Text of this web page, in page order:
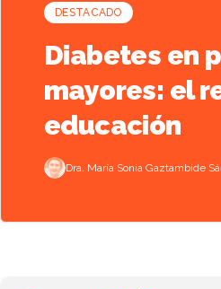
DESTACADO
Diabetes en
mayores: el
educación
Dra. María Sonia Gaztambide